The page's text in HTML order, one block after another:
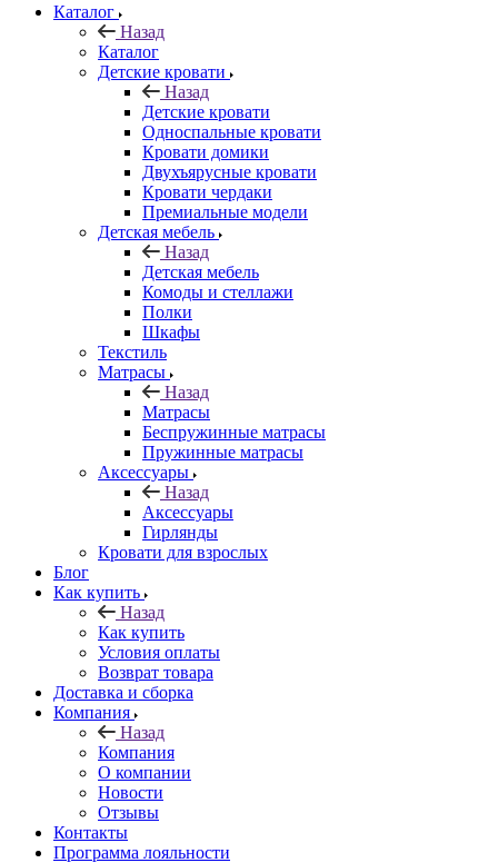
Каталог
Назад
Каталог
Детские кровати
Назад
Детские кровати
Односпальные кровати
Кровати домики
Двухъярусные кровати
Кровати чердаки
Премиальные модели
Детская мебель
Назад
Детская мебель
Комоды и стеллажи
Полки
Шкафы
Текстиль
Матрасы
Назад
Матрасы
Беспружинные матрасы
Пружинные матрасы
Аксессуары
Назад
Аксессуары
Гирлянды
Кровати для взрослых
Блог
Как купить
Назад
Как купить
Условия оплаты
Возврат товара
Доставка и сборка
Компания
Назад
Компания
О компании
Новости
Отзывы
Контакты
Программа лояльности